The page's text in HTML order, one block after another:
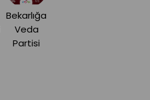
Bekarlığa
Veda
Partisi